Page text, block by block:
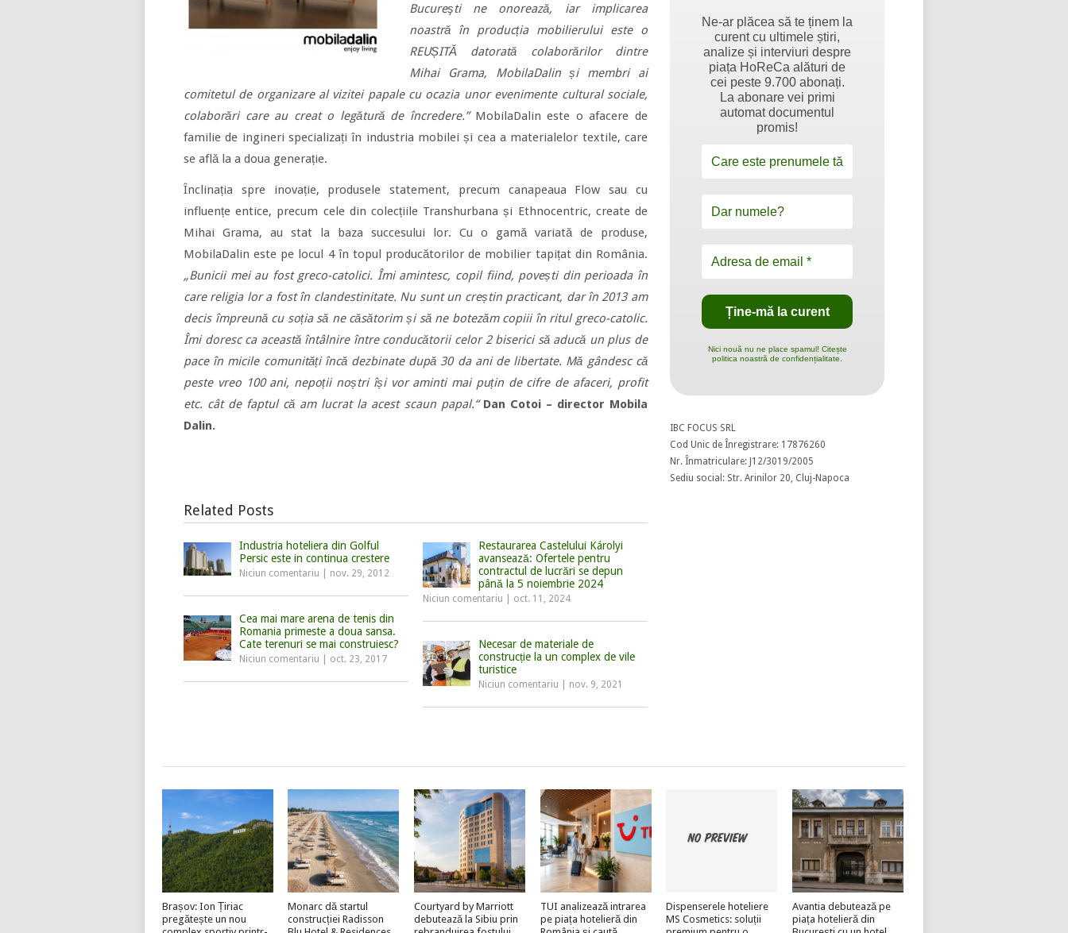
Bucureşti ne onorează, iar implicarea
noastră în producția mobilierului este o
REUȘITĂ datorată colaborărilor dintre
Mihai Grama, MobilaDalin și membri ai
comitetul de organizare al vizitei papale cu ocazia unor evenimente cultural sociale,
colaborări care au creat o legătură de încredere.” MobilaDalin este o afacere de
familie de ingineri specializați în industria mobilei și cea a materialelor textile, care
se află la a doua generație.
Înclinația spre inovație, produsele statement, precum canapeaua Flow sau cu
influențe entice, precum cele din colecțiile Transhurbana și Ethnocentric, create de
Mihai Grama, au stat la baza succesului lor. Cu o gamă variată de produse,
MobilaDalin este pe locul 4 în topul producătorilor de mobilier tapițat din România.
„Bunicii mei au fost greco-catolici. Îmi amintesc, copil fiind, povești din perioada în
care religia lor a fost în clandestinitate. Nu sunt un creștin practicant, dar în 2013 am
decis împreună cu soția să ne căsătorim și să ne botezăm copiii în ritul greco-catolic.
Îmi doresc ca această întâlnire între conducătorii celor 2 biserici să aducă un plus de
pace în micile comunități încă dezbinate după 30 da ani de libertate. Mă gândesc că
peste vreo 100 ani, nepoții noștri își vor aminti mai puțin de cifre de afaceri, profit
etc. cât de faptul că am lucrat la acest scaun papal.“ Dan Cotoi – director Mobila
Dalin.
Related Posts
Industria hoteliera din Golful
Persic este in continua crestere
Niciun comentariu nov. 29, 2012
Restaurarea Castelului Károlyi
avansează: Ofertele pentru
contractul de lucrări se depun
până la 5 noiembrie 2024
Niciun comentariu oct. 11, 2024
Cea mai mare arena de tenis din
Romania primeste a doua sansa.
Cate terenuri se mai construiesc?
Niciun comentariu oct. 23, 2017
Necesar de materiale de
construcție la un complex de vile
turistice
Niciun comentariu nov. 9, 2021
Ne-ar plăcea să te ținem la
curent cu ultimele știri,
analize și interviuri despre
piața HoReCa alături de
cei peste 9.700 abonați.
La abonare vei primi
automat documentul
promis!
Nici nouă nu ne place spamul! Citește
politica noastră de confidențialitate.
IBC FOCUS SRL
Cod Unic de Înregistrare: 17876260
Nr. Înmatriculare: J12/3019/2005
Sediu social: Str. Arinilor 20, Cluj-Napoca
Brașov: Ion Țiriac
pregătește un nou
Monarc dă startul
construcției Radisson
Courtyard by Marriott
debutează la Sibiu prin
TUI analizează intrarea
pe piața hotelieră din
Dispenserele hoteliere
MS Cosmetics: soluții
Avantia debutează pe
piața hotelieră din